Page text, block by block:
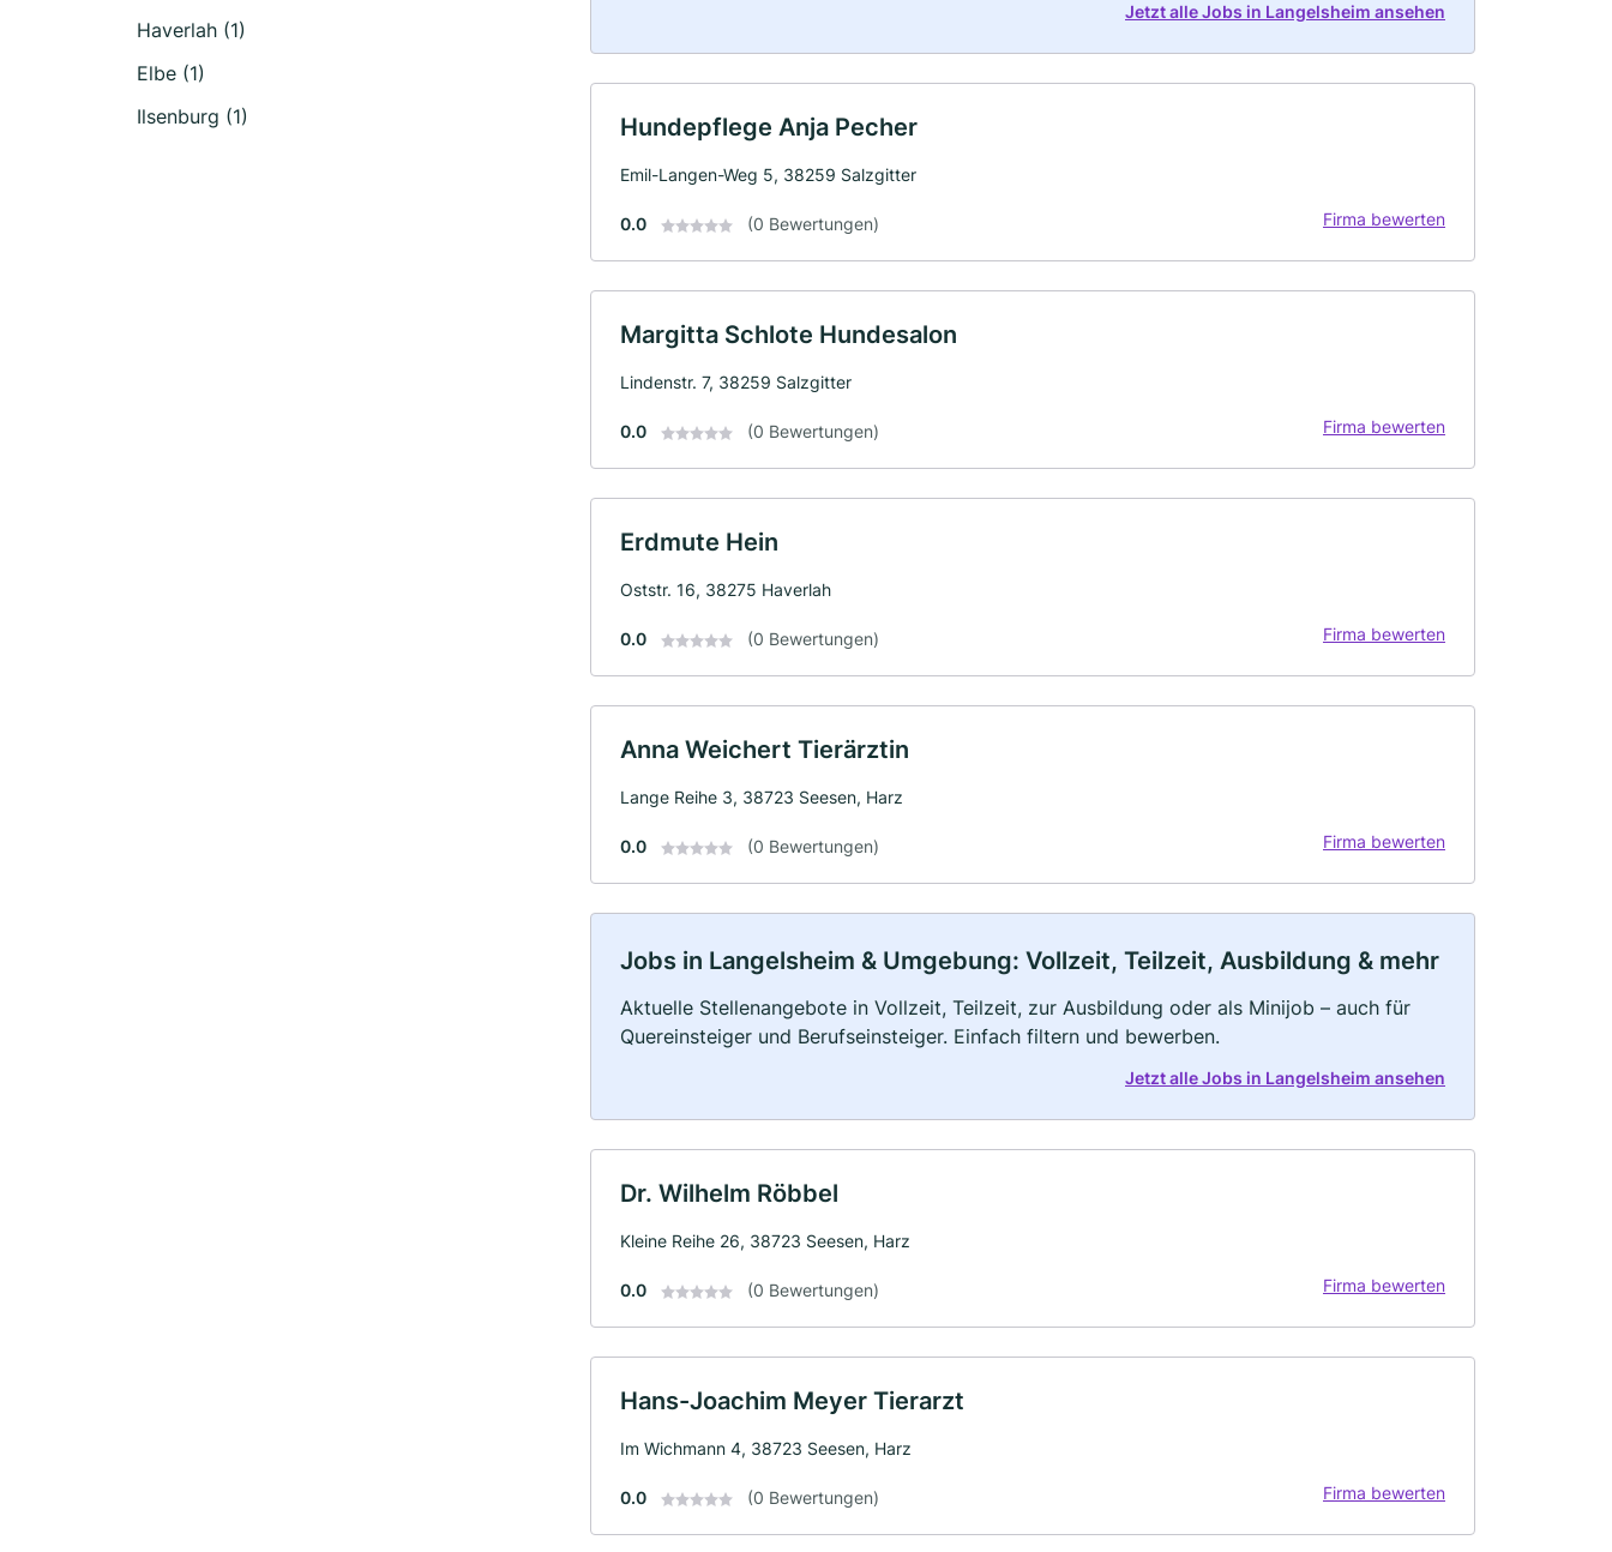
Haverlah (1)
Elbe (1)
Ilsenburg (1)
Jetzt alle Jobs in Langelsheim ansehen
Hundepflege Anja Pecher
Emil-Langen-Weg 5, 38259 Salzgitter
0.0 (0 Bewertungen) Firma bewerten
Margitta Schlote Hundesalon
Lindenstr. 7, 38259 Salzgitter
0.0 (0 Bewertungen) Firma bewerten
Erdmute Hein
Oststr. 16, 38275 Haverlah
0.0 (0 Bewertungen) Firma bewerten
Anna Weichert Tierärztin
Lange Reihe 3, 38723 Seesen, Harz
0.0 (0 Bewertungen) Firma bewerten
Jobs in Langelsheim & Umgebung: Vollzeit, Teilzeit, Ausbildung & mehr
Aktuelle Stellenangebote in Vollzeit, Teilzeit, zur Ausbildung oder als Minijob – auch für
Quereinsteiger und Berufseinsteiger. Einfach filtern und bewerben.
Jetzt alle Jobs in Langelsheim ansehen
Dr. Wilhelm Röbbel
Kleine Reihe 26, 38723 Seesen, Harz
0.0 (0 Bewertungen) Firma bewerten
Hans-Joachim Meyer Tierarzt
Im Wichmann 4, 38723 Seesen, Harz
0.0 (0 Bewertungen) Firma bewerten